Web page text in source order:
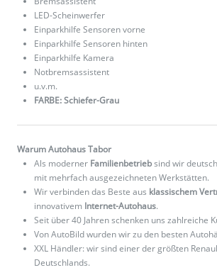
LED-Scheinwerfer
Einparkhilfe Sensoren vorne
Einparkhilfe Sensoren hinten
Einparkhilfe Kamera
Notbremsassistent
u.v.m.
FARBE: Schiefer-Grau
Warum Autohaus Tabor
Als moderner Familienbetriebsind wir
mit mehrfach ausgezeichneten Werkstätten.
Wir verbinden das Beste aus klassischem
innovativem Internet-Autohaus.
Seit über 40 Jahren schenken uns zahlreiche
Von AutoBild wurden wir zu den besten
XXL Händler: wir sind einer der größten
Deutschlands.